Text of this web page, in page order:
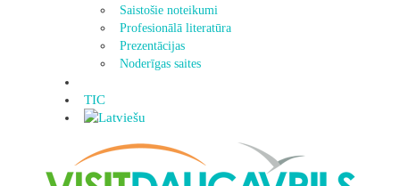
Saistošie noteikumi
Profesionālā literatūra
Prezentācijas
Noderīgas saites
TIC